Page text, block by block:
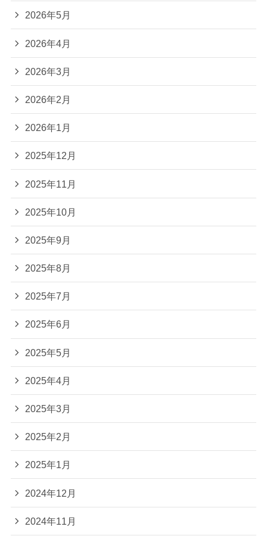
2026年5月
2026年4月
2026年3月
2026年2月
2026年1月
2025年12月
2025年11月
2025年10月
2025年9月
2025年8月
2025年7月
2025年6月
2025年5月
2025年4月
2025年3月
2025年2月
2025年1月
2024年12月
2024年11月